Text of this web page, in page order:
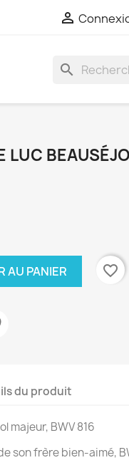

search
LUC
AU PANIER favorite_border
du produit
majeur, BWV 816
son frère bien-aimé,